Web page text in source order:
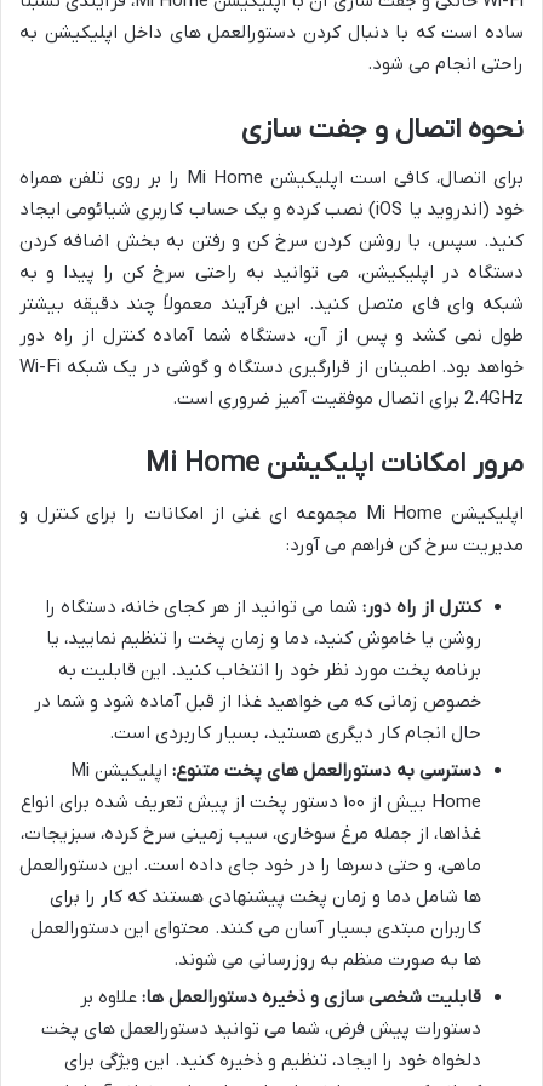
ساده است که با دنبال کردن دستورالعمل های داخل اپلیکیشن به
راحتی انجام می شود.
نحوه اتصال و جفت سازی
برای اتصال، کافی است اپلیکیشن Mi Home را بر روی تلفن همراه
خود (اندروید یا iOS) نصب کرده و یک حساب کاربری شیائومی ایجاد
کنید. سپس، با روشن کردن سرخ کن و رفتن به بخش اضافه کردن
دستگاه در اپلیکیشن، می توانید به راحتی سرخ کن را پیدا و به
شبکه وای فای متصل کنید. این فرآیند معمولاً چند دقیقه بیشتر
طول نمی کشد و پس از آن، دستگاه شما آماده کنترل از راه دور
خواهد بود. اطمینان از قرارگیری دستگاه و گوشی در یک شبکه Wi-Fi
2.4GHz برای اتصال موفقیت آمیز ضروری است.
مرور امکانات اپلیکیشن Mi Home
اپلیکیشن Mi Home مجموعه ای غنی از امکانات را برای کنترل و
مدیریت سرخ کن فراهم می آورد:
کنترل از راه دور: شما می توانید از هر کجای خانه، دستگاه را
روشن یا خاموش کنید، دما و زمان پخت را تنظیم نمایید، یا
برنامه پخت مورد نظر خود را انتخاب کنید. این قابلیت به
خصوص زمانی که می خواهید غذا از قبل آماده شود و شما در
حال انجام کار دیگری هستید، بسیار کاربردی است.
دسترسی به دستورالعمل های پخت متنوع:
اپلیکیشن Mi
Home بیش از ۱۰۰ دستور پخت از پیش تعریف شده برای انواع
غذاها، از جمله مرغ سوخاری، سیب زمینی سرخ کرده، سبزیجات،
ماهی، و حتی دسرها را در خود جای داده است. این دستورالعمل
ها شامل دما و زمان پخت پیشنهادی هستند که کار را برای
کاربران مبتدی بسیار آسان می کنند. محتوای این دستورالعمل
ها به صورت منظم به روزرسانی می شوند.
قابلیت شخصی سازی و ذخیره دستورالعمل ها: علاوه بر
دستورات پیش فرض، شما می توانید دستورالعمل های پخت
دلخواه خود را ایجاد، تنظیم و ذخیره کنید. این ویژگی برای